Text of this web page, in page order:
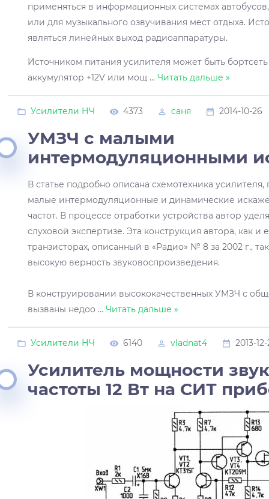
применяться в информационных системах
или для музыкального озвучивания мест отдыха.
являться линейных выход радиоаппаратуры.
Источником питания усилителя может быть бортсеть
аккумулятор +12V или мощ ...Читать дальше »
Усилители НЧ 4373 саня 2014-10-26
УМЗЧ с малыми
интермодуляционными
В статье подробно описана схемотехника
малые интермодуляционные и динамические
частот. В процессе отработки устройства автор
слуховой экспертизе. Эта конструкция автора, как
транзисторах, описанный в «Радио» № 8 за 2002 г.,
высокую верность звуковоспроизведения.
В конструировании высококачественных УМЗЧ с
вызваны недоо ...Читать дальше »
Усилители НЧ 6140 vladnat4 2013-
Усилитель мощности
частоты 12 Вт на СИТ